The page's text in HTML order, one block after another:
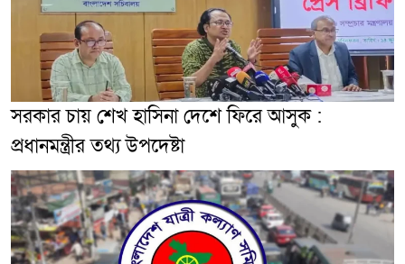
সরকার চায় শেখ হাসিনা দেশে ফিরে আসুক :
প্রধানমন্ত্রীর তথ্য উপদেষ্টা